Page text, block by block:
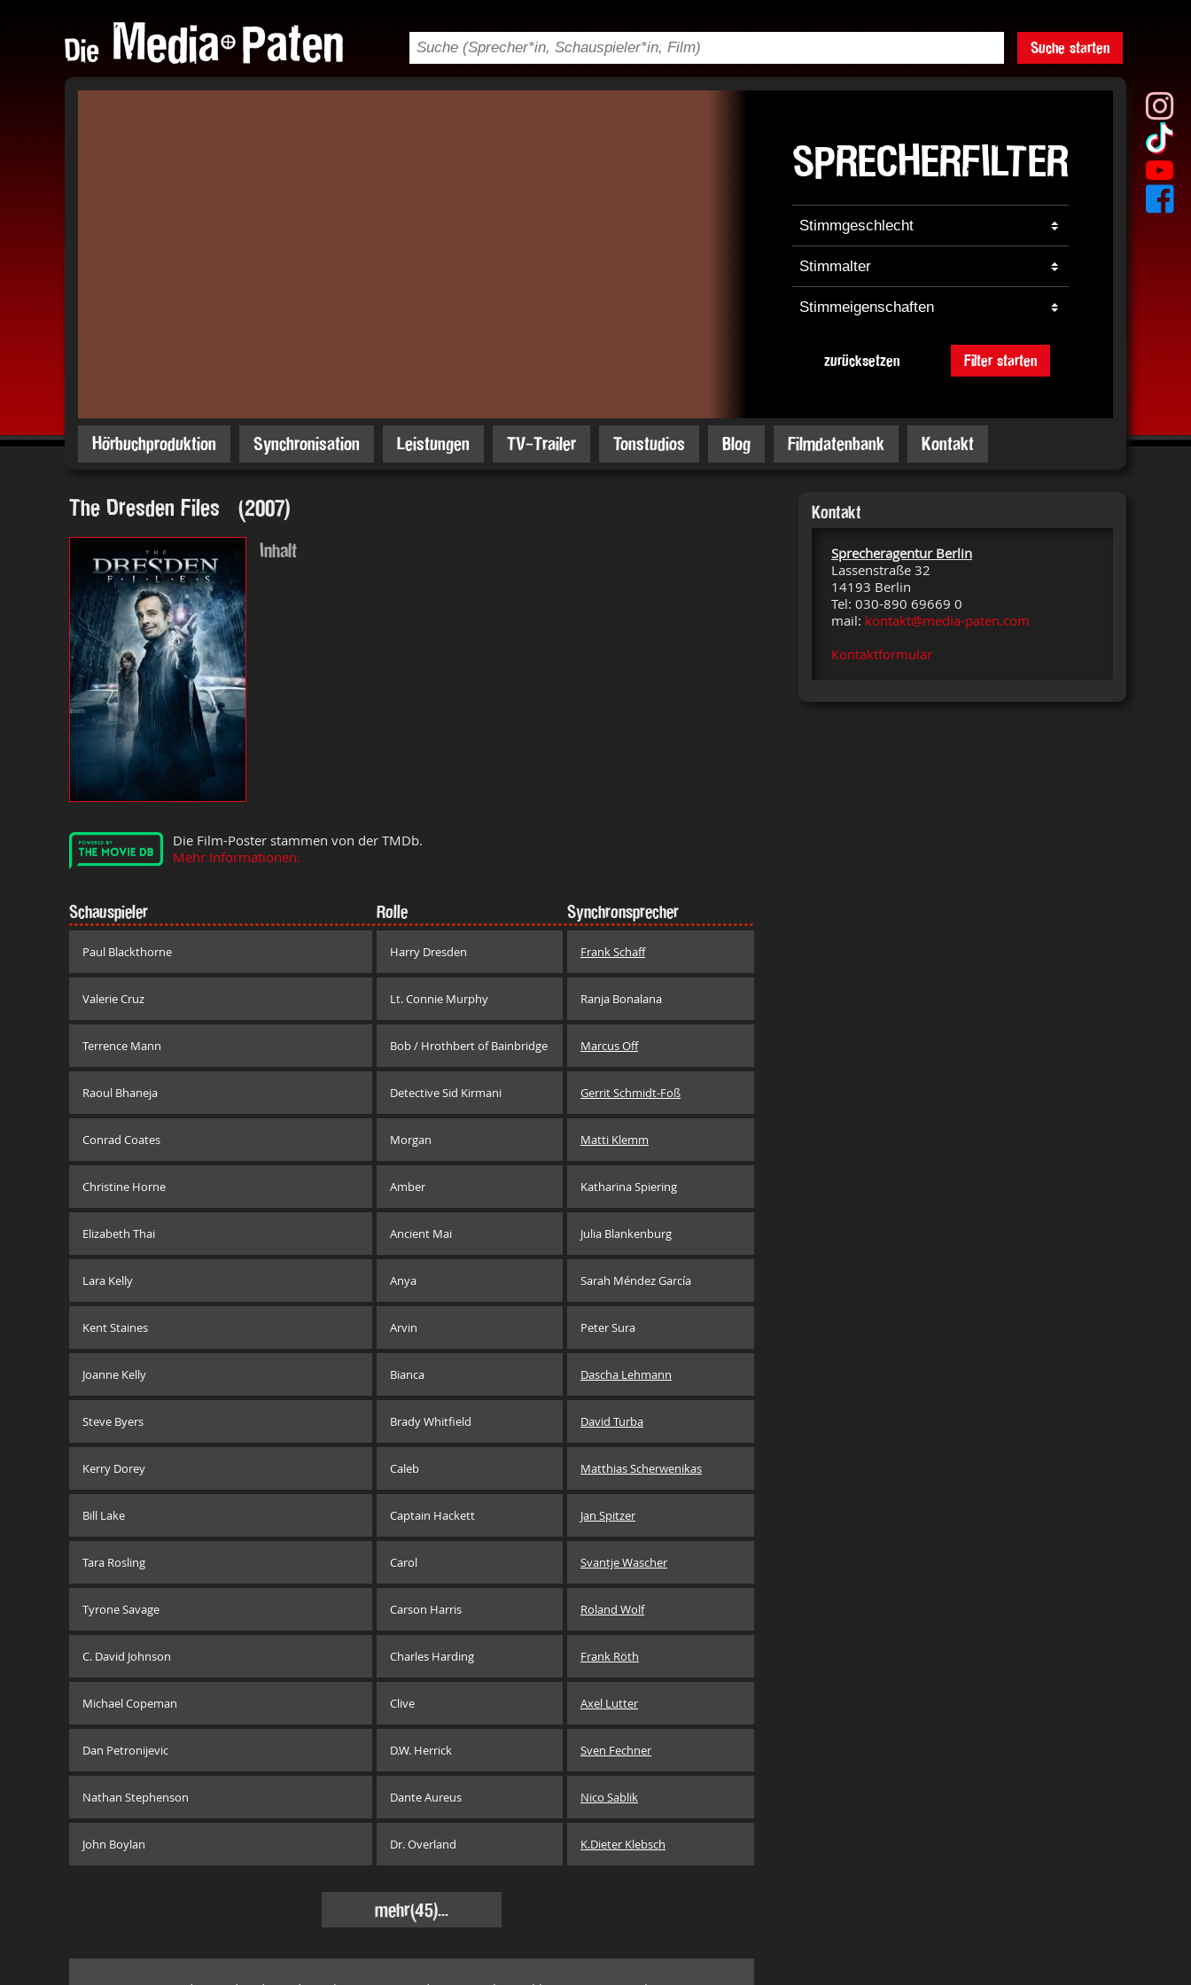
Suche starten
SPRECHERFILTER
zurücksetzen Filter starten
Hörbuchproduktion Synchronisation Leistungen TV-Trailer Tonstudios Blog Filmdatenbank Kontakt
The Dresden Files (2007)
Inhalt
Die Film-Poster stammen von der TMDb.
Mehr Informationen.
Schauspieler Rolle Synchronsprecher
Paul Blackthorne Harry Dresden Frank Schaff
Valerie Cruz Lt. Connie Murphy Ranja Bonalana
Terrence Mann Bob / Hrothbert of Bainbridge Marcus Off
Raoul Bhaneja Detective Sid Kirmani Gerrit Schmidt-Foß
Conrad Coates Morgan Matti Klemm
Christine Horne Amber Katharina Spiering
Elizabeth Thai Ancient Mai Julia Blankenburg
Lara Kelly Anya Sarah Méndez García
Kent Staines Arvin Peter Sura
Joanne Kelly Bianca Dascha Lehmann
Steve Byers Brady Whitfield David Turba
Kerry Dorey Caleb Matthias Scherwenikas
Bill Lake Captain Hackett Jan Spitzer
Tara Rosling Carol Svantje Wascher
Tyrone Savage Carson Harris Roland Wolf
C. David Johnson Charles Harding Frank Röth
Michael Copeman Clive Axel Lutter
Dan Petronijevic D.W. Herrick Sven Fechner
Nathan Stephenson Dante Aureus Nico Sablik
John Boylan Dr. Overland K.Dieter Klebsch
mehr(45)...
Kontakt
Sprecheragentur Berlin
Lassenstraße 32
14193 Berlin
Tel: 030-890 69669 0
mail: kontakt@media-paten.com
Kontaktformular